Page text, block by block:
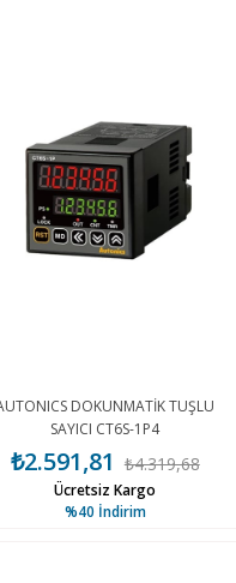
DOKUNMATİK TUŞLU
SAYICI CT6S-1P4
₺2.591,81 ₺4.319,68
%40 İndirim
Ücretsiz Kargo